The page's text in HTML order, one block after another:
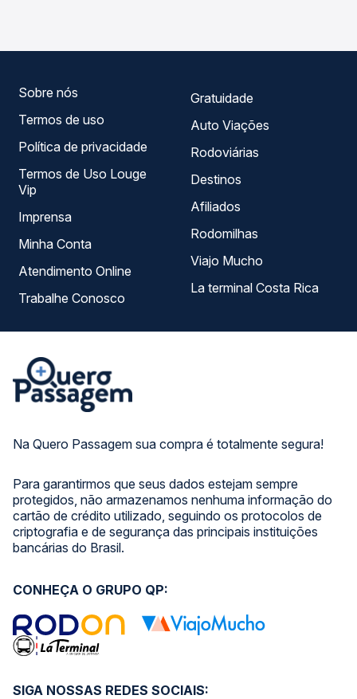
Na Quero Passagem sua compra é totalmente segura!
Para garantirmos que seus dados estejam sempre
protegidos, não armazenamos nenhuma informação do
cartão de crédito utilizado, seguindo os protocolos de
criptografia e de segurança das principais instituições
bancárias do Brasil.
Sobre nós
Termos de uso
Política de privacidade
Termos de Uso Louge
Vip
Imprensa
Minha Conta
Atendimento Online
Trabalhe Conosco
Gratuidade
Auto Viações
Rodoviárias
Destinos
Afiliados
Rodomilhas
Viajo Mucho
La terminal Costa Rica
SIGA NOSSAS REDES SOCIAIS:
CONHEÇA O GRUPO QP: